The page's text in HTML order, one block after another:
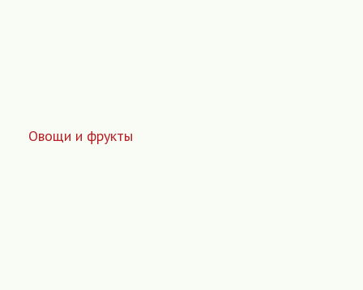
Овощи и фрукты